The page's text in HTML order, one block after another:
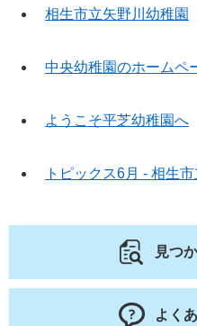
相生市立矢野川幼稚園
中央幼稚園のホームペ
ようこそ平芝幼稚園へ
トピックス6月 - 相生
見つ
よく